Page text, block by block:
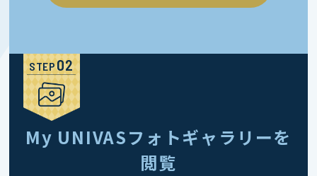
STEP
My UNIVASフォトギャラリーを
閲覧